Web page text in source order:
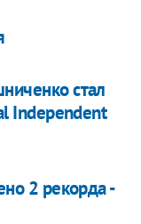
стал
Independent
2 рекорда -